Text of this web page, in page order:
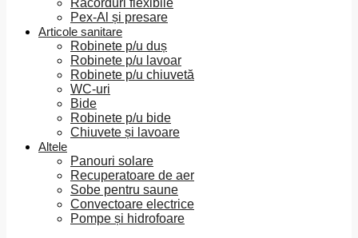
Racorduri flexibile
Pex-Al și presare
Articole sanitare
Robinete p/u duș
Robinete p/u lavoar
Robinete p/u chiuvetă
WC-uri
Bide
Robinete p/u bide
Chiuvete și lavoare
Altele
Panouri solare
Recuperatoare de aer
Sobe pentru saune
Convectoare electrice
Pompe și hidrofoare